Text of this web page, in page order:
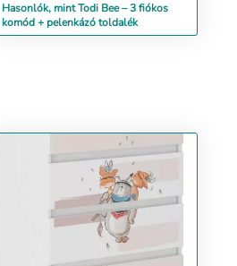
Hasonlók, mint Todi Bee – 3 fiókos
komód + pelenkázó toldalék